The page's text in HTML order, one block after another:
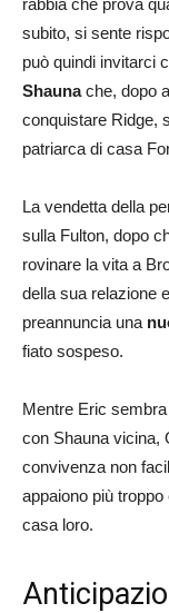
rabbia che prova
subito, si sente
può quindi invitarci
Shaunache, dopo
conquistare Ridge,
patriarca di casa
La vendetta della
sulla Fulton, dopo
rovinare la vita a
della sua relazione
preannuncia una
fiato sospeso.
Mentre Eric
con Shauna vicina,
convivenza non
appaiono più
casa loro.